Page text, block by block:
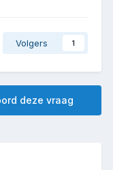
Volgers 1
deze vraag